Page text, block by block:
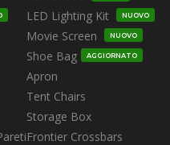
nella
pagina
del
prodotto
LED Lighting Kit NUOVO
Movie Screen NUOVO
Shoe Bag AGGIORNATO
Apron
Tent Chairs
Storage Box
Frontier Crossbars